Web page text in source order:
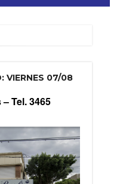
VIERNES 07/08
–Tel. 3465